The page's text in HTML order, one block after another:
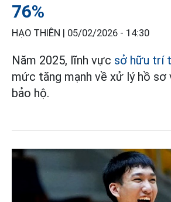
76%
HẠO THIÊN | 05/02/2026 - 14:30
Năm 2025, lĩnh vực sở hữu trí
mức tăng mạnh về xử lý hồ sơ
bảo hộ.